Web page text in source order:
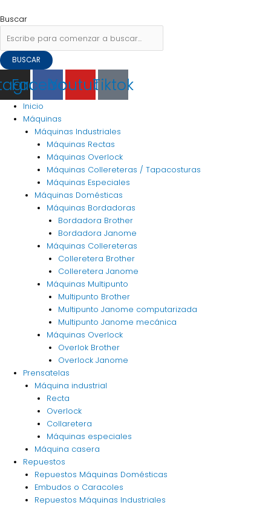
al
Buscar
BUSCAR
Facebook
YoutubeTiktok
Inicio
Máquinas
Máquinas Industriales
Máquinas Rectas
Máquinas Overlock
Máquinas Collereteras / Tapacosturas
Máquinas Especiales
Máquinas Domésticas
Máquinas Bordadoras
Bordadora Brother
Bordadora Janome
Máquinas Collereteras
Colleretera Brother
Colleretera Janome
Máquinas Multipunto
Multipunto Brother
Multipunto Janome computarizada
Multipunto Janome mecánica
Máquinas Overlock
Overlok Brother
Overlock Janome
Prensatelas
Máquina industrial
Recta
Overlock
Collaretera
Máquinas especiales
Máquina casera
Repuestos
Repuestos Máquinas Domésticas
Embudos o Caracoles
Repuestos Máquinas Industriales
Menu
de
por: